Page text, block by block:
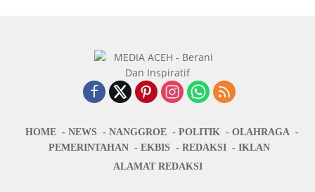
NEWS NANGGROE POLITIK
PEMERINTAHAN
EKBIS REDAKSI
ALAMAT REDAKSI
:Jalan Cendrawasih Nomor 02B Gampong Kramat, Kuta Alam,
Banda Aceh (depan mesjid), Telpon: (0651) 3613948
MEDIAACEH.CO.ID @2021